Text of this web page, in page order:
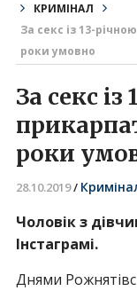
КРИМІНАЛ
За секс із 13-
роки умовно
За секс
роки
28.10.2019/
Чоловік з
Інстаграмі.
Днями